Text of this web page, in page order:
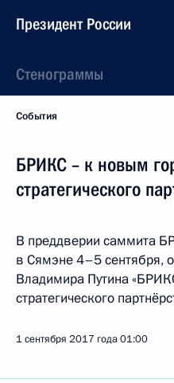
Президент России
Стенограммы
События
БРИКС – к новым
стратегического
В преддверии саммита
в Сямэне 4–5 сентября,
Владимира Путина
стратегического
1 сентября 2017 года01:00